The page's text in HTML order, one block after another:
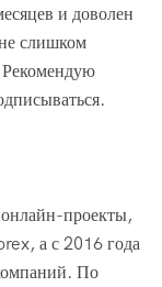
и доволен
слишком
проекты,
а с 2016 года
По